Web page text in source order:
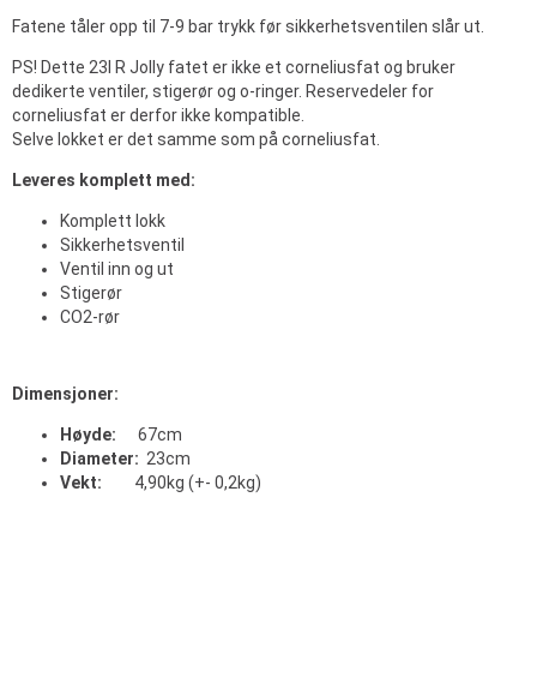
Fatene tåler opp til 7-9 bar trykk før sikkerhetsventilen slår ut.
PS! Dette 23l R Jolly fatet er ikke et corneliusfat og bruker
dedikerte ventiler, stigerør og o-ringer. Reservedeler for
corneliusfat er derfor ikke kompatible.
Selve lokket er det samme som på corneliusfat.
Leveres komplett med:
Komplett lokk
Sikkerhetsventil
Ventil inn og ut
Stigerør
CO2-rør
Dimensjoner:
Høyde: 67cm
Diameter: 23cm
Vekt:
4,90kg (+- 0,2kg)